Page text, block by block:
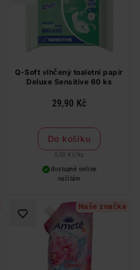
Q-Soft vlhčený toaletní papír
Deluxe Sensitive 60 ks
29,90 Kč
Do košíku
0,50 Kč/ ks
dostupné online
načítám
Naše značka